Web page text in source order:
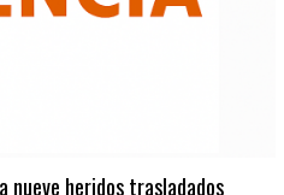
nueve heridos trasladados